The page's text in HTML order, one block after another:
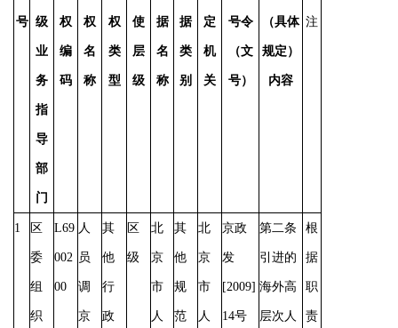
号 级
业
务
指
导
部
门
权
编
码
权
名
称
权
类
型
使
层
级
据
名
称
据
类
别
定
机
关
号令
（文
号）
（具体
规定）
内容
注
1 区
委
组
织
L69
002
00
人
员
调
京
其
他
行
政
区
级
北
京
市
人
其
他
规
范
北
京
市
人
京政
发
[2009]
14号
第二条
引进的
海外高
层次人
根
据
职
责